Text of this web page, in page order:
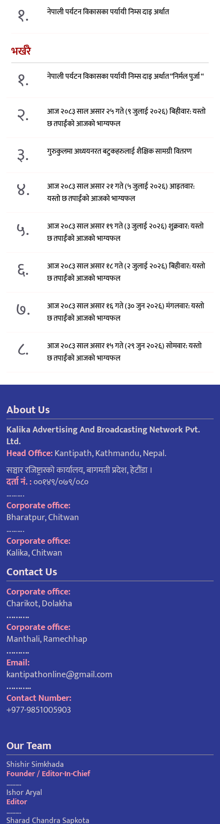
१. नेपाली पर्यटन विकासका पर्यायी निम्स दाइ अर्थात
भर्खरै
१. नेपाली पर्यटन विकासका पर्यायी निम्स दाइ अर्थात “निर्मल पुर्जा “
२.
आज २०८३ साल असार २५ गते (९ जुलाई २०२६) बिहीवार: यस्तो
छ तपाईंको आजको भाग्यफल
३. गुरुकुलमा अध्ययनरत बटुकहरुलाई शैक्षिक सामग्री वितरण
४.
आज २०८३ साल असार २१ गते (५ जुलाई २०२६) आइतवार:
यस्तो छ तपाईंको आजको भाग्यफल
५.
आज २०८३ साल असार १९ गते (३ जुलाई २०२६) शुक्रवार: यस्तो
छ तपाईंको आजको भाग्यफल
६.
आज २०८३ साल असार १८ गते (२ जुलाई २०२६) बिहीवार: यस्तो
छ तपाईंको आजको भाग्यफल
७.
आज २०८३ साल असार १६ गते (३० जुन २०२६) मंगलवार: यस्तो
छ तपाईंको आजको भाग्यफल
८.
आज २०८३ साल असार १५ गते (२९ जुन २०२६) साेमवार: यस्तो
छ तपाईंको आजको भाग्यफल
About Us
Kalika Advertising And Broadcasting Network Pvt.
Ltd.
Head Office:Kantipath, Kathmandu, Nepal.
सञ्चार रजिष्ट्रारको कार्यालय, बागमती प्रदेश, हेटौंडा ।
दर्ता नं. :००१४९/०७९/०८०
……….
Corporate office:
Bharatpur, Chitwan
……….
Corporate office:
Kalika, Chitwan
Contact Us
Corporate office:
Charikot, Dolakha
……….
Corporate office:
Manthali, Ramechhap
……….
Email:
kantipathonline@gmail.com
………..
Contact Number:
+977-9851005903
Our Team
Shishir Simkhada
Founder / Editor-In-Chief
……….
Ishor Aryal
Editor
……….
Sharad Chandra Sapkota